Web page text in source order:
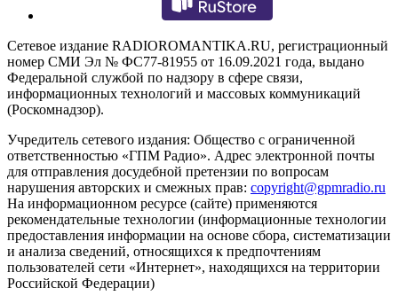
Сетевое издание RADIOROMANTIKA.RU, регистрационный
номер СМИ Эл № ФС77-81955 от 16.09.2021 года, выдано
Федеральной службой по надзору в сфере связи,
информационных технологий и массовых коммуникаций
(Роскомнадзор).
Учредитель сетевого издания: Общество с ограниченной
ответственностью «ГПМ Радио». Адрес электронной почты
для отправления досудебной претензии по вопросам
нарушения авторских и смежных прав: copyright@gpmradio.ru
На информационном ресурсе (сайте) применяются
рекомендательные технологии (информационные технологии
предоставления информации на основе сбора, систематизации
и анализа сведений, относящихся к предпочтениям
пользователей сети «Интернет», находящихся на территории
Российской Федерации)